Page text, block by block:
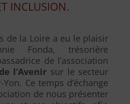
INCLUSION.
de la Loire a eu le plaisir
Fonda, trésorière
de l’association
l’Avenir sur le secteur
Ce temps d’échange
de nous présenter